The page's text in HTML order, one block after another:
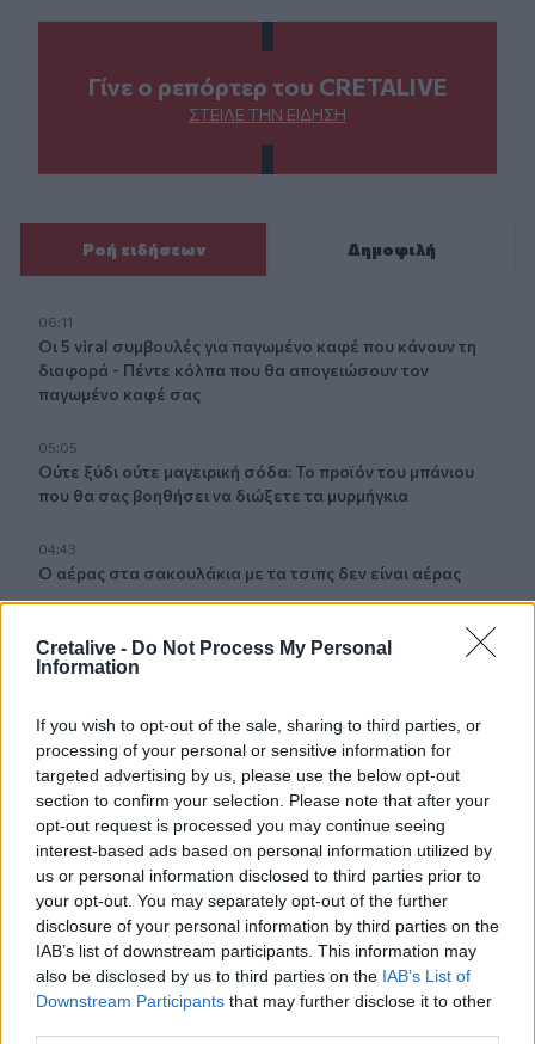
Cretalive - Do Not Process My Personal
Information
If you wish to opt-out of the sale, sharing to third parties, or
processing of your personal or sensitive information for
targeted advertising by us, please use the below opt-out
section to confirm your selection. Please note that after your
opt-out request is processed you may continue seeing
interest-based ads based on personal information utilized by
us or personal information disclosed to third parties prior to
your opt-out. You may separately opt-out of the further
disclosure of your personal information by third parties on the
IAB’s list of downstream participants. This information may
also be disclosed by us to third parties on the IAB’s List of
Downstream Participants that may further disclose it to other
Γίνε ο ρεπόρτερ του CRETALIVE
ΣΤΕΊΛΕ ΤΗΝ ΕΊΔΗΣΗ
Ροή ειδήσεων Δημοφιλή
06:11
Οι 5 viral συμβουλές για παγωμένο καφέ που κάνουν τη
διαφορά - Πέντε κόλπα που θα απογειώσουν τον
παγωμένο καφέ σας
05:05
Ούτε ξύδι ούτε μαγειρική σόδα: Το προϊόν του μπάνιου
που θα σας βοηθήσει να διώξετε τα μυρμήγκια
04:43
Ο αέρας στα σακουλάκια με τα τσιπς δεν είναι αέρας
Οι ειδικοί συμφωνούν: «Ο καλύτερος τρόπος για να
κρατήσετε τους αρουραίους μακριά από τον κήπο σας
02:09
Αδύναμα χέρια και θολή όραση: Πώς η τεχνολογία μπορεί
να επηρεάσει τη φυσική κατάσταση
01:19
Δέκα φράσεις για να χωρίσεις χωρίς κακίες και δράματα
00:14
Κράμπες: Τι τις προκαλεί και τι να κάνουμε όταν αρχίσουν
οι ενοχλήσεις
00:03